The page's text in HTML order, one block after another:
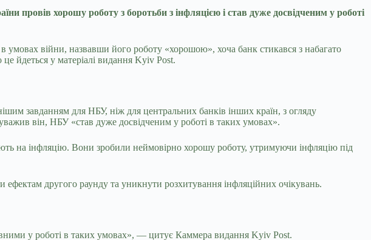
хорошу роботу з боротьби з інфляцією і став дуже досвідченим у роботі
умовах війни, назвавши його роботу «хорошою», хоча банк стикався з набагато
йдеться у матеріалі видання Kyiv Post.
завданням для НБУ, ніж для центральних банків інших країн, з огляду
він, НБУ «став дуже досвідченим у роботі в таких умовах».
на інфляцію. Вони зробили неймовірно хорошу роботу, утримуючи інфляцію під
другого раунду та уникнути розхитування інфляційних очікувань.
у роботі в таких умовах», — цитує Каммера видання Kyiv Post.